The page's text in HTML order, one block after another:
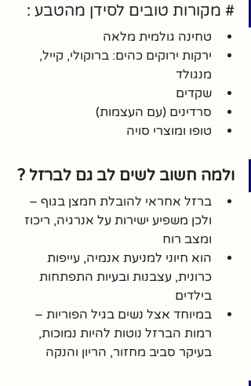
# מקורות טובים לסידן מהטבע :
טחינה גולמית מלאה
ירקות ירוקים כהים: ברוקולי, קייל,
מנגולד
שקדים
סרדינים (עם העצמות)
טופו ומוצרי סויה
ולמה חשוב לשים לב גם לברזל ?
ברזל אחראי להובלת חמצן בגוף –
ולכן משפיע ישירות על אנרגיה, ריכוז
ומצב רוח
הוא חיוני למניעת אנמיה, עייפות
כרונית, עצבנות ובעיות התפתחות
בילדים
במיוחד אצל נשים בגיל הפוריות –
רמות הברזל נוטות להיות נמוכות,
בעיקר סביב מחזור, הריון והנקה